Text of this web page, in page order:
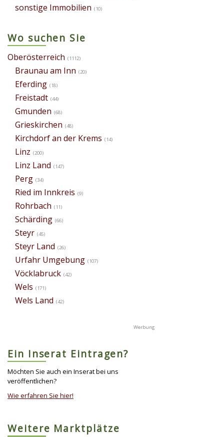
sonstige Immobilien (10)
Wo suchen Sie
Oberösterreich (1112)
Braunau am Inn (20)
Eferding (18)
Freistadt (44)
Gmunden (68)
Grieskirchen (48)
Kirchdorf an der Krems (14)
Linz (200)
Linz Land (147)
Perg (34)
Ried im Innkreis (9)
Rohrbach (11)
Schärding (66)
Steyr (45)
Steyr Land (26)
Urfahr Umgebung (107)
Vöcklabruck (42)
Wels (171)
Wels Land (42)
Ein Inserat Eintragen?
Möchten Sie auch ein Inserat bei uns
veröffentlichen?
Wie erfahren Sie hier!
Weitere Marktplätze